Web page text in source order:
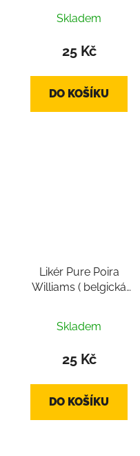
Skladem
25 Kč
DO KOŠÍKU
Likér Pure Poira
Williams ( belgická
Skladem
25 Kč
DO KOŠÍKU